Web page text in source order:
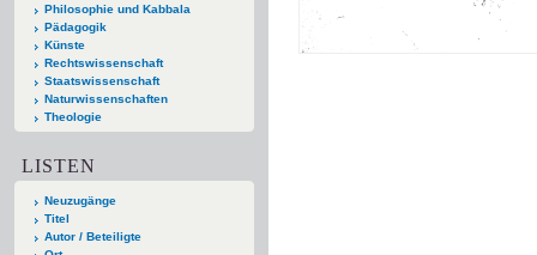
Philosophie und Kabbala
Pädagogik
Künste
Rechtswissenschaft
Staatswissenschaft
Naturwissenschaften
Theologie
LISTEN
Neuzugänge
Titel
Autor / Beteiligte